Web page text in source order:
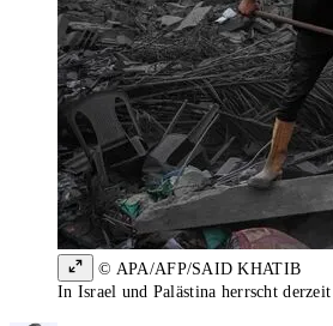
© APA/AFP/SAID KHATIB
In Israel und Palästina herrscht derzeit